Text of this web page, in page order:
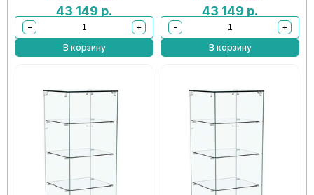
43 149 р.
−
+
В корзину
43 149 р.
−
+
В корзину